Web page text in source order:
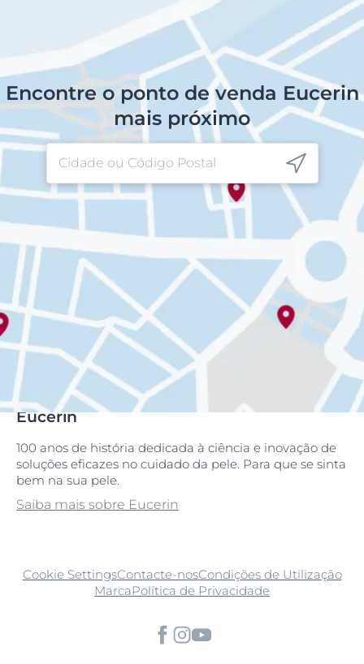
Encontre o ponto de venda Eucerin
mais próximo
Eucerin
100 anos de história dedicada à ciência e inovação de
soluções eficazes no cuidado da pele. Para que se sinta
bem na sua pele.
Saiba mais sobre Eucerin
Cookie SettingsContacte-nosCondições de Utilização
MarcaPolítica de Privacidade